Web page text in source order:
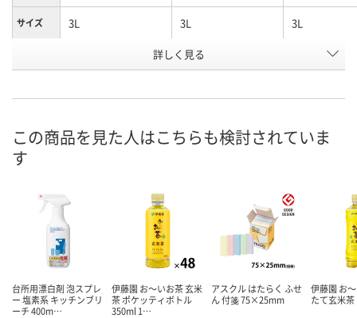
サイズ 3L 3L 3L
アースグリーン インディゴ
号
お届け日
数量
カゴへ
数量
カ
詳しく見る
この商品を見た人はこちらも検討されていま
す
台所用漂白剤 泡スプレ
ー 塩素系 キッチンブリ
ーチ 400m…
伊藤園 お～いお茶 玄米
茶 ポケッティボトル
350ml 1…
アスクル はたらく ふせ
ん 付箋 75×25mm
伊藤園 お
たて玄米茶